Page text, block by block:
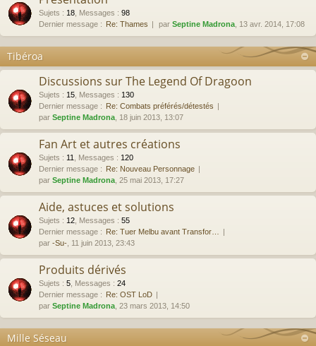
Sujets : 18 Messages : 98
Dernier message : Re: Thames par Septine Madrona , 13 avr. 2014, 17:08
Tibéroa
Discussions sur The Legend Of Dragoon
Sujets : 15 Messages : 130
Dernier message : Re: Combats préférés/détestés
par Septine Madrona , 18 juin 2013, 13:07
Fan Art et autres créations
Sujets : 11 Messages : 120
Dernier message : Re: Nouveau Personnage
par Septine Madrona , 25 mai 2013, 17:27
Aide, astuces et solutions
Sujets : 12 Messages : 55
Dernier message : Re: Tuer Melbu avant Transfor…
par -Su- , 11 juin 2013, 23:43
Produits dérivés
Sujets : 5 Messages : 24
Dernier message : Re: OST LoD
par Septine Madrona , 23 mars 2013, 14:50
Mille Séseau